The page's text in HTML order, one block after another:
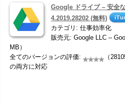
Google ドライブ – 安全
4.2019.28202 (無料)
カテゴリ: 仕事効率化
販売元: Google LLC –
MB）
全てのバージョンの評価:
（
の両方に対応